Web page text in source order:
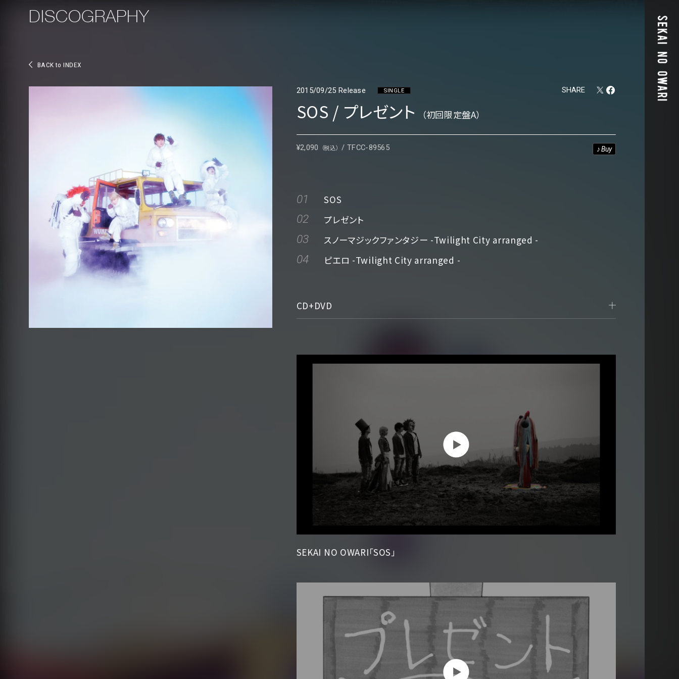
DISCOGRAPHY
BACK to INDEX
2015/09/25 Release SINGLE SHARE
SOS / プレゼント （初回限定盤A）
¥2,090 （税込） / TFCC-89565 ♪Buy
01 SOS
02 プレゼント
03 スノーマジックファンタジー -Twilight City arranged -
04 ピエロ -Twilight City arranged -
CD+DVD
SEKAI NO OWARI「SOS」